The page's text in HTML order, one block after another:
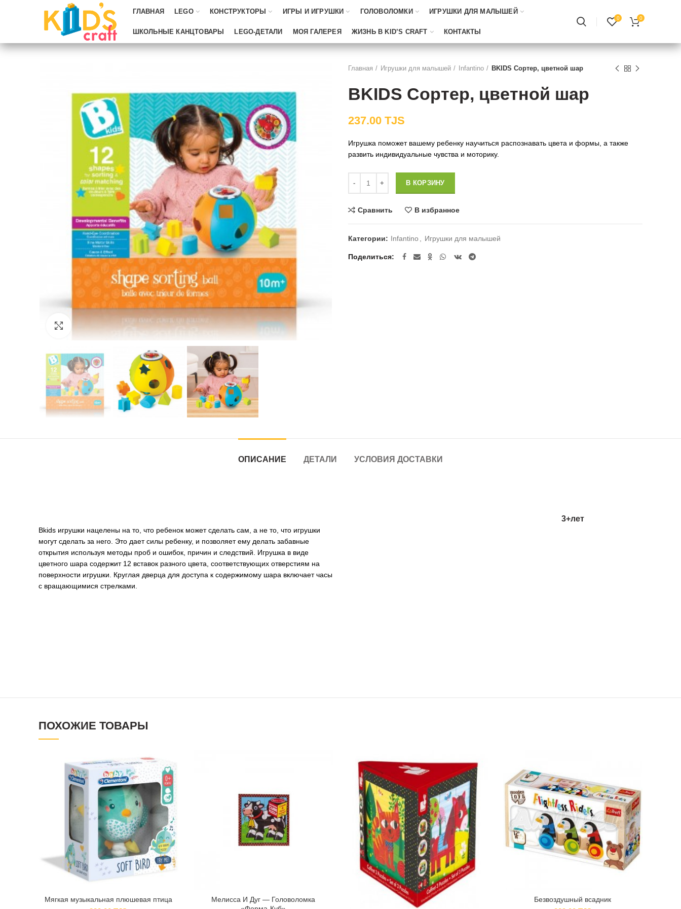
ГЛАВНАЯ LEGO КОНСТРУКТОРЫ ИГРЫ И ИГРУШКИ ГОЛОВОЛОМКИ ИГРУШКИ ДЛЯ МАЛЫШЕЙ
ШКОЛЬНЫЕ КАНЦТОВАРЫ LEGO-ДЕТАЛИ МОЯ ГАЛЕРЕЯ ЖИЗНЬ В KID’S CRAFT КОНТАКТЫ
0 0
Нажмите, чтобы увеличить
Главная Игрушки для малышей Infantino BKIDS Сортер, цветной шар
BKIDS Сортер, цветной шар
237.00 TJS
Игрушка поможет вашему ребенку научиться распознавать цвета и формы, а также
развить индивидуальные чувства и моторику.
В КОРЗИНУ
Сравнить В избранное
Категории: Infantino Игрушки для малышей
Поделиться
ОПИСАНИЕ ДЕТАЛИ УСЛОВИЯ ДОСТАВКИ
Bkids игрушки нацелены на то, что ребенок может сделать сам, а не то, что игрушки
могут сделать за него. Это дает силы ребенку, и позволяет ему делать забавные
открытия используя методы проб и ошибок, причин и следствий. Игрушка в виде
цветного шара содержит 12 вставок разного цвета, соответствующих отверстиям на
поверхности игрушки. Круглая дверца для доступа к содержимому шара включает часы
с вращающимися стрелками.
3+лет
ПОХОЖИЕ ТОВАРЫ
Мягкая музыкальная плюшевая птица
Мелисса И Дуг — Головоломка
Безвоздушный всадник